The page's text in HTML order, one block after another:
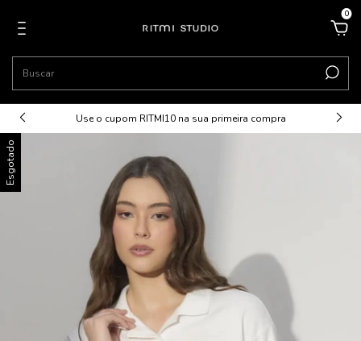
0
Use o cupom RITMI10 na sua primeira compra
Esgotado